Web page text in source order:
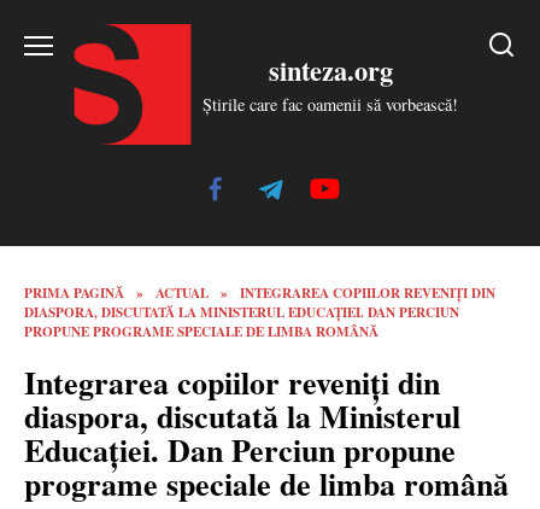
sinteza.org
Știrile care fac oamenii să vorbească!
PRIMA PAGINĂ » ACTUAL »
INTEGRAREA COPIILOR REVENIȚI DIN
DIASPORA, DISCUTATĂ LA MINISTERUL EDUCAȚIEI. DAN PERCIUN
PROPUNE PROGRAME SPECIALE DE LIMBA ROMÂNĂ
Integrarea copiilor reveniți din
diaspora, discutată la Ministerul
Educației. Dan Perciun propune
programe speciale de limba română